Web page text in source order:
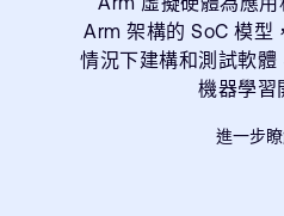
Arm 架構的 SoC 模型
情況下建構和測試軟體
機器學習
進一步